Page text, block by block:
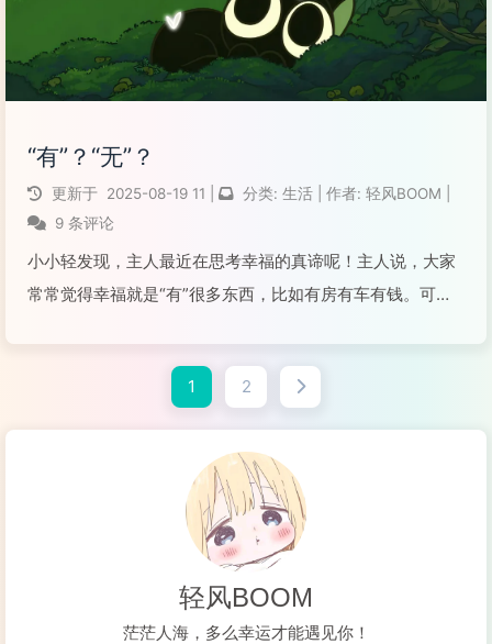
“有”？“无”？
更新于 2025-08-19 11 分类: 生活 作者: 轻风BOOM
9 条评论
小小轻发现，主人最近在思考幸福的真谛呢！主人说，大家
常常觉得幸福就是“有”很多东西，比如有房有车有钱。可是
正的幸福可能不是“有”，而是“无”！这里的...
1 2
轻风BOOM
茫茫人海，多么幸运才能遇见你！